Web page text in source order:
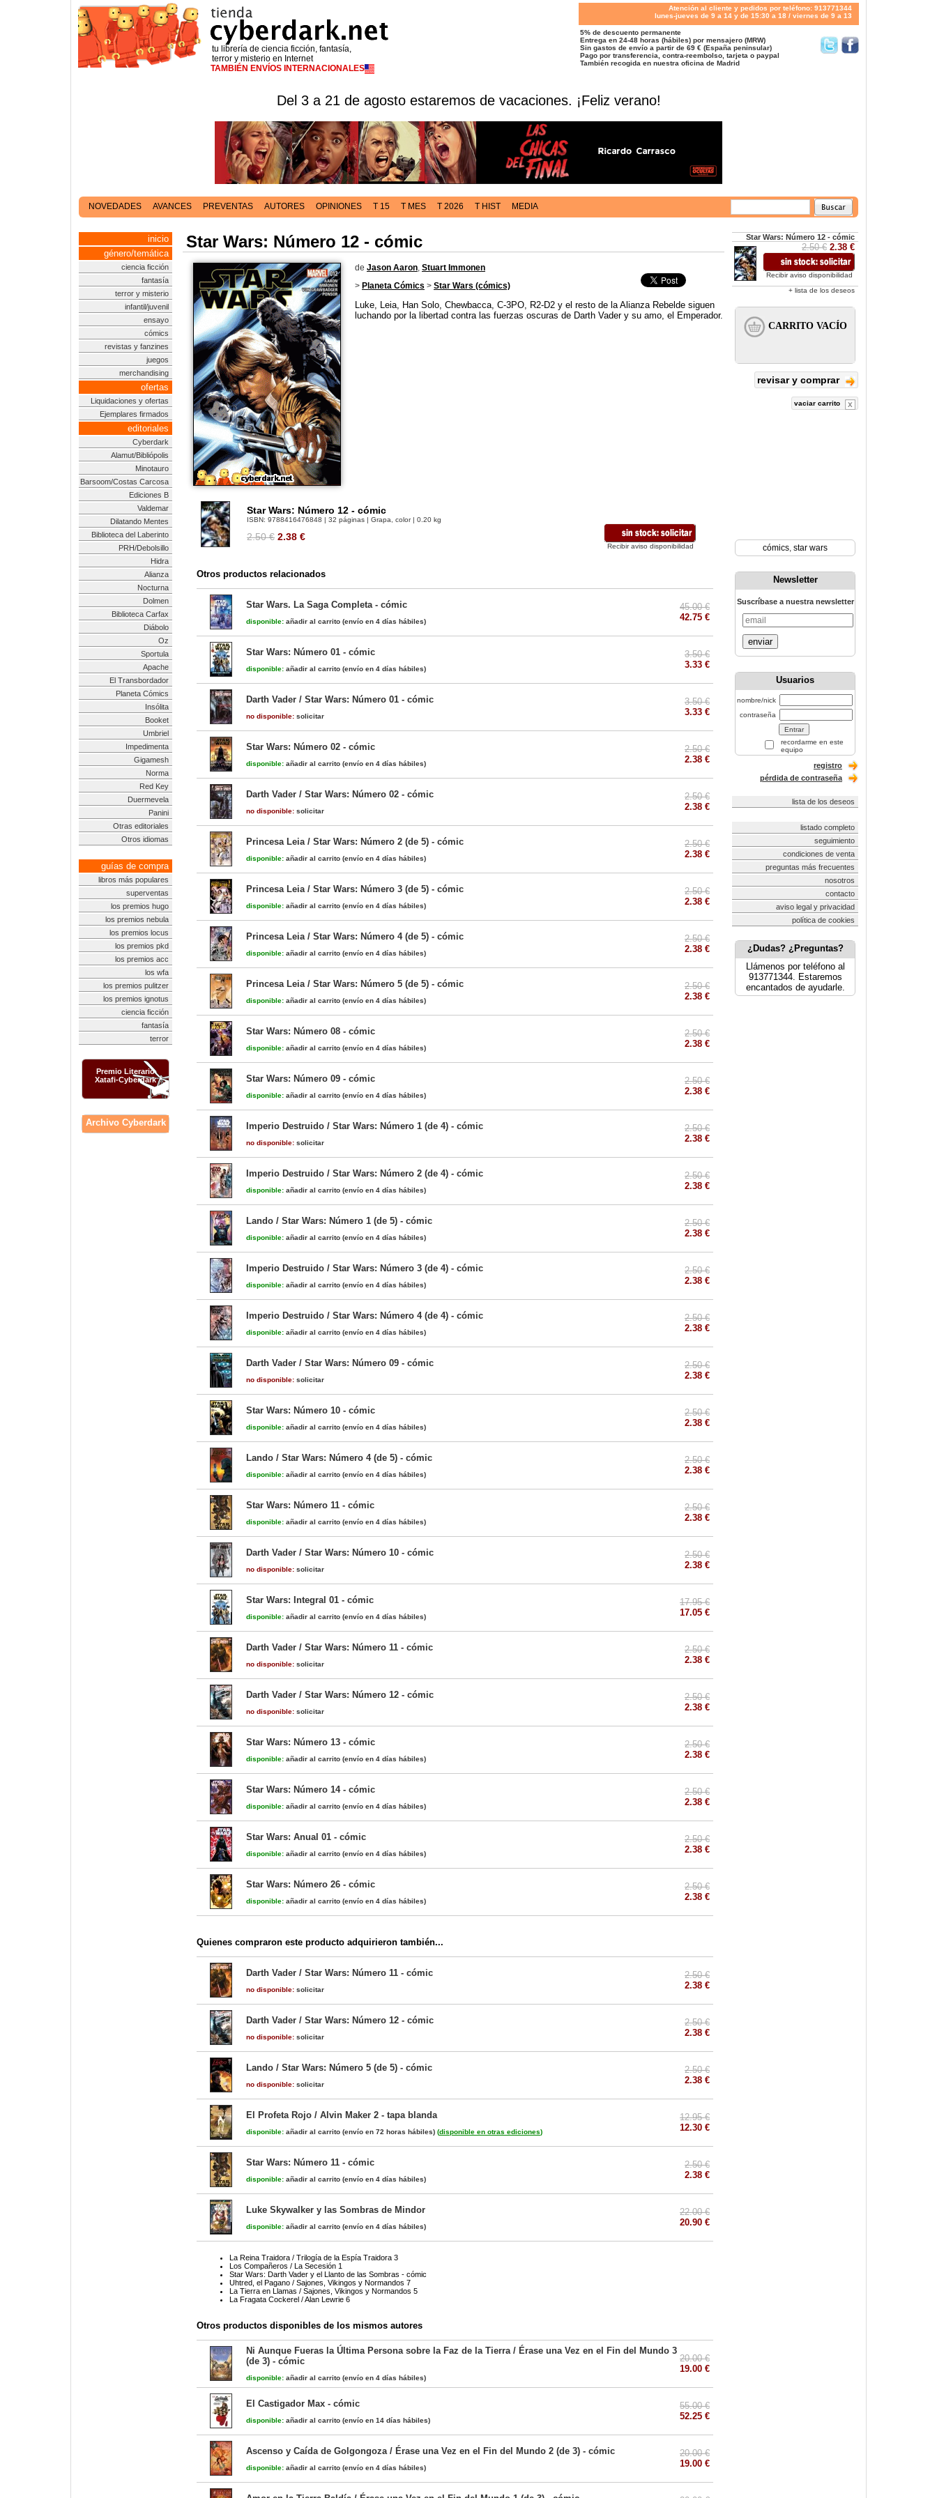
tu librería de ciencia ficción, fantasía,
terror y misterio en Internet
TAMBIÉN ENVÍOS INTERNACIONALES
Atención al cliente y pedidos por teléfono: 913771344
lunes-jueves de 9 a 14 y de 15:30 a 18 / viernes de 9 a 13
5% de descuento permanente
Entrega en 24-48 horas (hábiles) por mensajero (MRW)
Sin gastos de envío a partir de 69 € (España peninsular)
Pago por transferencia, contra-reembolso, tarjeta o paypal
También recogida en nuestra oficina de Madrid
Del 3 a 21 de agosto estaremos de vacaciones. ¡Feliz verano!
NOVEDADES AVANCES PREVENTAS AUTORES OPINIONES T 15 T MES T 2026 T HIST MEDIA
inicio
género/temática
ciencia ficción
fantasía
terror y misterio
infantil/juvenil
ensayo
cómics
revistas y fanzines
juegos
merchandising
ofertas
Liquidaciones y ofertas
Ejemplares firmados
editoriales
Cyberdark
Alamut/Bibliópolis
Minotauro
Barsoom/Costas Carcosa
Ediciones B
Valdemar
Dilatando Mentes
Biblioteca del Laberinto
PRH/Debolsillo
Hidra
Alianza
Nocturna
Dolmen
Biblioteca Carfax
Diábolo
Oz
Sportula
Apache
El Transbordador
Planeta Cómics
Insólita
Booket
Umbriel
Impedimenta
Gigamesh
Norma
Red Key
Duermevela
Panini
Otras editoriales
Otros idiomas
guías de compra
libros más populares
superventas
los premios hugo
los premios nebula
los premios locus
los premios pkd
los premios acc
los wfa
los premios pulitzer
los premios ignotus
ciencia ficción
fantasía
terror
Premio Literario
Xatafi-Cyberdark
Archivo Cyberdark
Star Wars: Número 12 - cómic
de Jason Aaron, Stuart Immonen
> Planeta Cómics > Star Wars (cómics)
Luke, Leia, Han Solo, Chewbacca, C-3PO, R2-D2 y el resto de la Alianza Rebelde siguen
luchando por la libertad contra las fuerzas oscuras de Darth Vader y su amo, el Emperador.
Star Wars: Número 12 - cómic
ISBN: 9788416476848 | 32 páginas | Grapa, color | 0.20 kg
2.50 € 2.38 €
Recibir aviso disponibilidad
Otros productos relacionados
Star Wars. La Saga Completa - cómic
disponible: añadir al carrito (envío en 4 días hábiles)
45.00 €
42.75 €
Star Wars: Número 01 - cómic
disponible: añadir al carrito (envío en 4 días hábiles)
3.50 €
3.33 €
Darth Vader / Star Wars: Número 01 - cómic
no disponible: solicitar
3.50 €
3.33 €
Star Wars: Número 02 - cómic
disponible: añadir al carrito (envío en 4 días hábiles)
2.50 €
2.38 €
Darth Vader / Star Wars: Número 02 - cómic
no disponible: solicitar
2.50 €
2.38 €
Princesa Leia / Star Wars: Número 2 (de 5) - cómic
disponible: añadir al carrito (envío en 4 días hábiles)
2.50 €
2.38 €
Princesa Leia / Star Wars: Número 3 (de 5) - cómic
disponible: añadir al carrito (envío en 4 días hábiles)
2.50 €
2.38 €
Princesa Leia / Star Wars: Número 4 (de 5) - cómic
disponible: añadir al carrito (envío en 4 días hábiles)
2.50 €
2.38 €
Princesa Leia / Star Wars: Número 5 (de 5) - cómic
disponible: añadir al carrito (envío en 4 días hábiles)
2.50 €
2.38 €
Star Wars: Número 08 - cómic
disponible: añadir al carrito (envío en 4 días hábiles)
2.50 €
2.38 €
Star Wars: Número 09 - cómic
disponible: añadir al carrito (envío en 4 días hábiles)
2.50 €
2.38 €
Imperio Destruido / Star Wars: Número 1 (de 4) - cómic
no disponible: solicitar
2.50 €
2.38 €
Imperio Destruido / Star Wars: Número 2 (de 4) - cómic
disponible: añadir al carrito (envío en 4 días hábiles)
2.50 €
2.38 €
Lando / Star Wars: Número 1 (de 5) - cómic
disponible: añadir al carrito (envío en 4 días hábiles)
2.50 €
2.38 €
Imperio Destruido / Star Wars: Número 3 (de 4) - cómic
disponible: añadir al carrito (envío en 4 días hábiles)
2.50 €
2.38 €
Imperio Destruido / Star Wars: Número 4 (de 4) - cómic
disponible: añadir al carrito (envío en 4 días hábiles)
2.50 €
2.38 €
Darth Vader / Star Wars: Número 09 - cómic
no disponible: solicitar
2.50 €
2.38 €
Star Wars: Número 10 - cómic
disponible: añadir al carrito (envío en 4 días hábiles)
2.50 €
2.38 €
Lando / Star Wars: Número 4 (de 5) - cómic
disponible: añadir al carrito (envío en 4 días hábiles)
2.50 €
2.38 €
Star Wars: Número 11 - cómic
disponible: añadir al carrito (envío en 4 días hábiles)
2.50 €
2.38 €
Darth Vader / Star Wars: Número 10 - cómic
no disponible: solicitar
2.50 €
2.38 €
Star Wars: Integral 01 - cómic
disponible: añadir al carrito (envío en 4 días hábiles)
17.95 €
17.05 €
Darth Vader / Star Wars: Número 11 - cómic
no disponible: solicitar
2.50 €
2.38 €
Darth Vader / Star Wars: Número 12 - cómic
no disponible: solicitar
2.50 €
2.38 €
Star Wars: Número 13 - cómic
disponible: añadir al carrito (envío en 4 días hábiles)
2.50 €
2.38 €
Star Wars: Número 14 - cómic
disponible: añadir al carrito (envío en 4 días hábiles)
2.50 €
2.38 €
Star Wars: Anual 01 - cómic
disponible: añadir al carrito (envío en 4 días hábiles)
2.50 €
2.38 €
Star Wars: Número 26 - cómic
disponible: añadir al carrito (envío en 4 días hábiles)
2.50 €
2.38 €
Quienes compraron este producto adquirieron también...
Darth Vader / Star Wars: Número 11 - cómic
no disponible: solicitar
2.50 €
2.38 €
Darth Vader / Star Wars: Número 12 - cómic
no disponible: solicitar
2.50 €
2.38 €
Lando / Star Wars: Número 5 (de 5) - cómic
no disponible: solicitar
2.50 €
2.38 €
El Profeta Rojo / Alvin Maker 2 - tapa blanda
disponible: añadir al carrito (envío en 72 horas hábiles) (disponible en otras ediciones)
12.95 €
12.30 €
Star Wars: Número 11 - cómic
disponible: añadir al carrito (envío en 4 días hábiles)
2.50 €
2.38 €
Luke Skywalker y las Sombras de Mindor
disponible: añadir al carrito (envío en 4 días hábiles)
22.00 €
20.90 €
La Reina Traidora / Trilogía de la Espía Traidora 3
Los Compañeros / La Secesión 1
Star Wars: Darth Vader y el Llanto de las Sombras - cómic
Uhtred, el Pagano / Sajones, Vikingos y Normandos 7
La Tierra en Llamas / Sajones, Vikingos y Normandos 5
La Fragata Cockerel / Alan Lewrie 6
Otros productos disponibles de los mismos autores
Ni Aunque Fueras la Última Persona sobre la Faz de la Tierra / Érase una Vez en el Fin del Mundo 3
(de 3) - cómic
disponible: añadir al carrito (envío en 4 días hábiles)
20.00 €
19.00 €
El Castigador Max - cómic
disponible: añadir al carrito (envío en 14 días hábiles)
55.00 €
52.25 €
Ascenso y Caída de Golgongoza / Érase una Vez en el Fin del Mundo 2 (de 3) - cómic
disponible: añadir al carrito (envío en 4 días hábiles)
20.00 €
19.00 €
Star Wars: Número 12 - cómic
2.50 € 2.38 €
Recibir aviso disponibilidad
+ lista de los deseos
revisar y comprar
vaciar carrito
cómics, star wars
Newsletter
Suscríbase a nuestra newsletter
enviar
Usuarios
nombre/nick
contraseña
recordarme en este
equipo
registro
pérdida de contraseña
lista de los deseos
listado completo
seguimiento
condiciones de venta
preguntas más frecuentes
nosotros
contacto
aviso legal y privacidad
política de cookies
¿Dudas? ¿Preguntas?
Llámenos por teléfono al
913771344. Estaremos
encantados de ayudarle.